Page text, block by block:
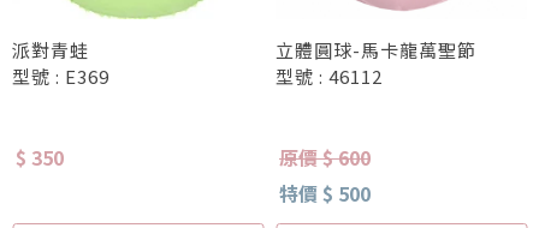
派對青蛙
型號 : E369
$ 350
立體圓球-馬卡龍萬聖節
型號 : 46112
原價 $ 600
特價 $ 500